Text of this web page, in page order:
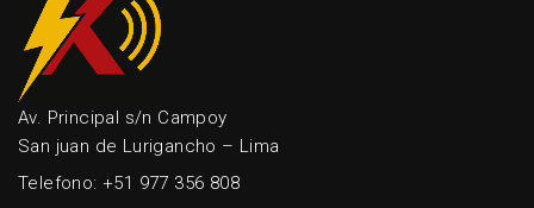
Av. Principal s/n Campoy
San juan de Lurigancho – Lima
Telefono: +51 977 356 808